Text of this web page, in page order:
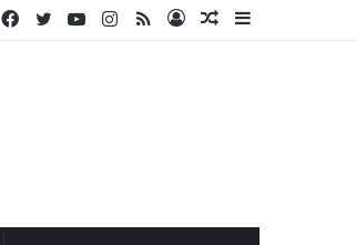
Kenar
Rastgele
Kayıt
RSS
Instagram
YouTube
Twitter
Facebook